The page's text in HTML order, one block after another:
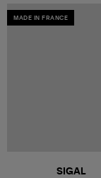
MADE IN FRANCE
SIGAL